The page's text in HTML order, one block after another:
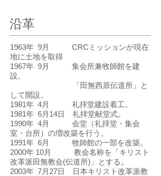
沿革
1963年 9月 CRCミッションが現在
地に土地を取得
1967年 9月 集会所兼牧師館を建
設。
「田無西原伝道所」と
して開設。
1981年 4月 礼拝堂建設着工。
1981年 6月14日 礼拝堂献堂式。
1990年 4月 会堂（礼拝堂・集会
室・台所）の増改築を行う。
1991年 6月 牧師館の一部を改築。
2000年 10月 教会名称を「キリスト
改革派田無教会(伝道所)」とする。
2003年 7月27日 日本キリスト改革派教